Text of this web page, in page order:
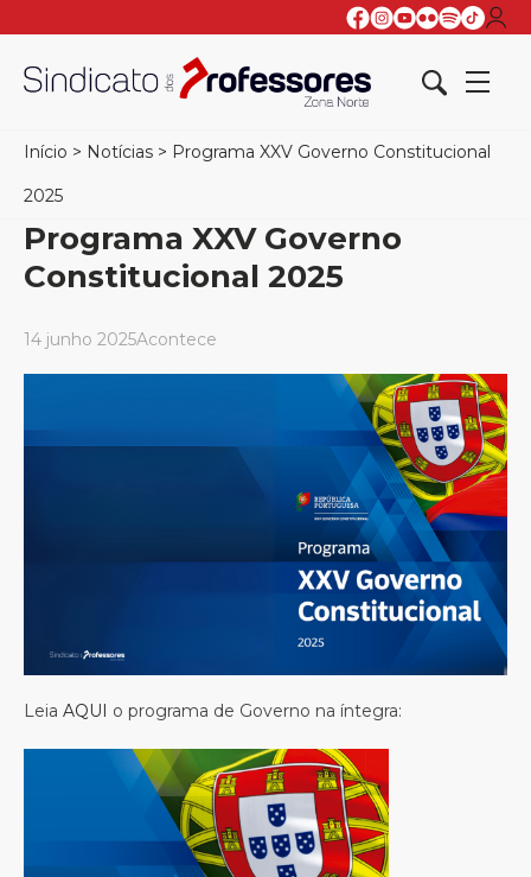
Início > Notícias > Programa XXV Governo Constitucional
2025
Programa XXV Governo
Constitucional 2025
14 junho 2025Acontece
Leia AQUI o programa de Governo na íntegra: